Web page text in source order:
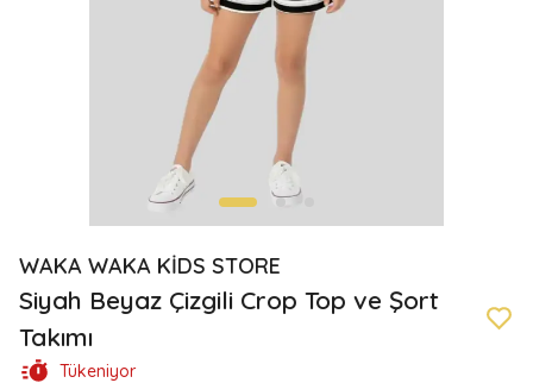
WAKA WAKA KİDS STORE
Siyah Beyaz Çizgili Crop Top ve Şort
Takımı
Tükeniyor